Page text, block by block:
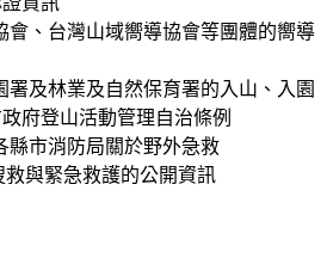
會、台灣山域嚮導協會等團體的嚮導
署及林業及自然保育署的入山、入園
府登山活動管理自治條例
縣市消防局關於野外急救
救與緊急救護的公開資訊